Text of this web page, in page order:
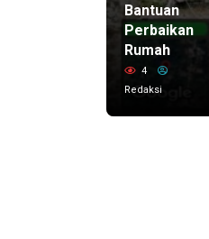
Bantuan
Perbaikan
Rumah
4
Redaksi